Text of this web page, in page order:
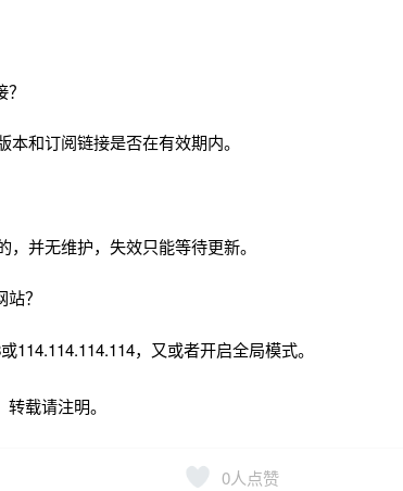
和订阅链接是否在有效期内。
并无维护，失效只能等待更新。
？
114.114.114.114，又或者开启全局模式。
转载请注明。
0人点赞